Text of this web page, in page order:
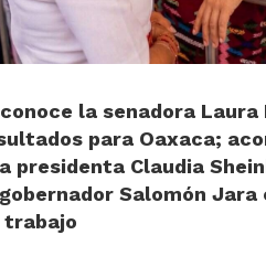
la senadora Laura
para Oaxaca;
presidenta Claudia
Salomón Jara
trabajo